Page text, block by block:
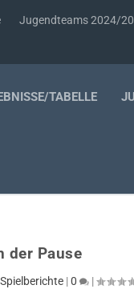
Jugendteams 2024/
TABELLE
der Pause
Spielberichte |0 |